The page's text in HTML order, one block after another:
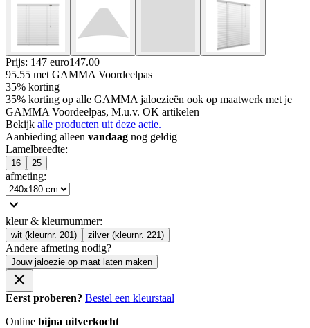
Prijs: 147 euro147.00
95.55 met GAMMA Voordeelpas
35% korting
35% korting op alle GAMMA jaloezieën ook op maatwerk met je
GAMMA Voordeelpas, M.u.v. OK artikelen
Bekijk alle producten uit deze actie.
Aanbieding alleen vandaag nog geldig
Lamelbreedte:
16 25
afmeting:
kleur & kleurnummer:
wit (kleurnr. 201) zilver (kleurnr. 221)
Andere afmeting nodig?
Jouw jaloezie op maat laten maken
Eerst proberen? Bestel een kleurstaal
Online bijna uitverkocht